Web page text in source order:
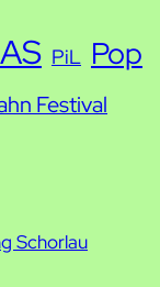
PiL Pop
Festival
Schorlau